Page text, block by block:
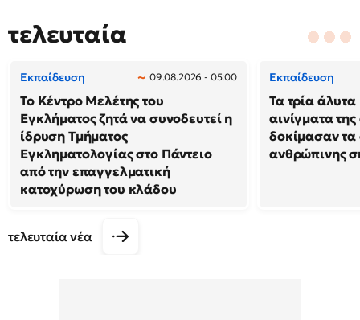
τελευταία
Εκπαίδευση 09.08.2026 - 05:00
Το Κέντρο Μελέτης του
Εγκλήματος ζητά να συνοδευτεί η
ίδρυση Τμήματος
Εγκληματολογίας στο Πάντειο
από την επαγγελματική
κατοχύρωση του κλάδου
Εκπαίδευση
Τα τρία
αινίγματα
δοκίμασαν τα
ανθρώπινης
τελευταία νέα